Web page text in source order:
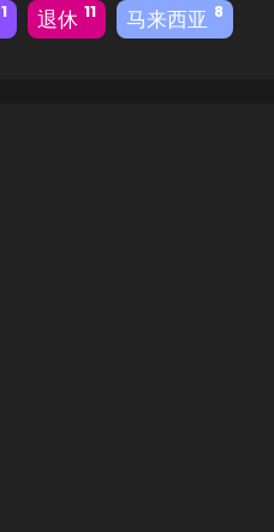
1 退休 11 马来西亚 8